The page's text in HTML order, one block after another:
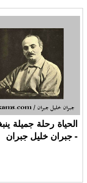
الحياة رحلة جميلة
- جبران خليل جبران